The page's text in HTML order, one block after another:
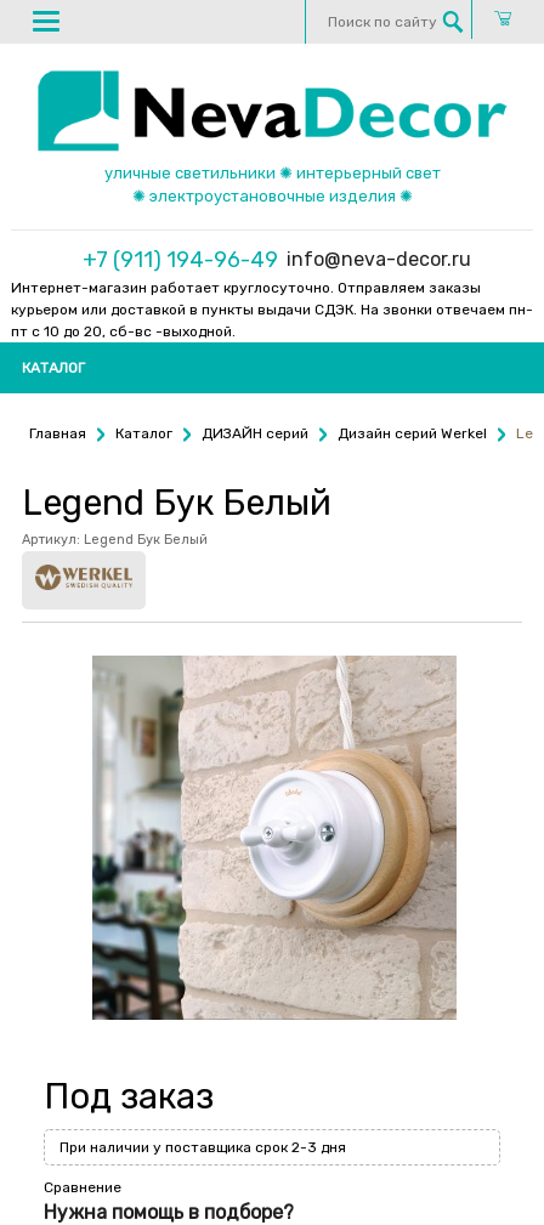
уличные светильники ✺ интерьерный свет
✺ электроустановочные изделия ✺
+7 (911) 194-96-49 info@neva-decor.ru
Интернет-магазин работает круглосуточно. Отправляем заказы
курьером или доставкой в пункты выдачи СДЭК. На звонки отвечаем пн-
пт с 10 до 20, сб-вс -выходной.
КАТАЛОГ
Главная Каталог ДИЗАЙН серий Дизайн серий Werkel
Legend Бук Белый
Артикул: Legend Бук Белый
Под заказ
При наличии у поставщика срок 2-3 дня
Сравнение
Нужна помощь в подборе?